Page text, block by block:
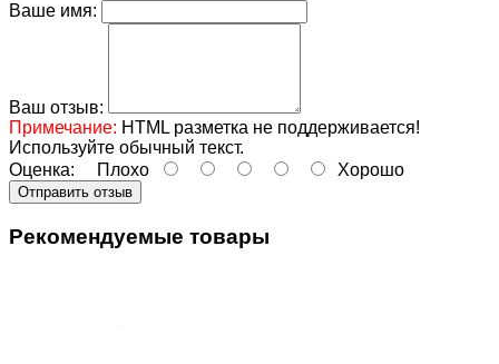
Ваше имя:
Ваш отзыв:
Примечание: HTML разметка не поддерживается!
Используйте обычный текст.
Оценка: Плохо Хорошо
Отправить отзыв
Рекомендуемые товары